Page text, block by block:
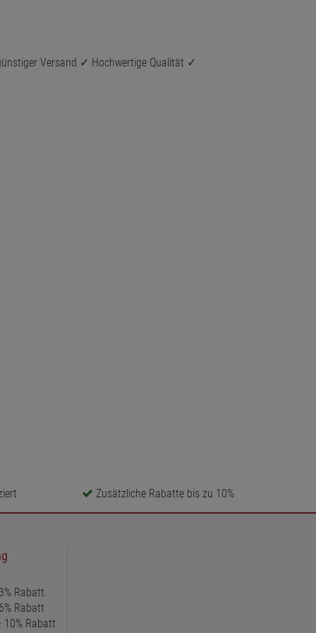
Versand ✓ Hochwertige Qualität ✓
Zusätzliche Rabatte bis zu 10%
Rabatt
Rabatt
Rabatt